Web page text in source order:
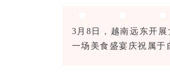
3月8日，越南远东开
一场美食盛宴庆祝属于